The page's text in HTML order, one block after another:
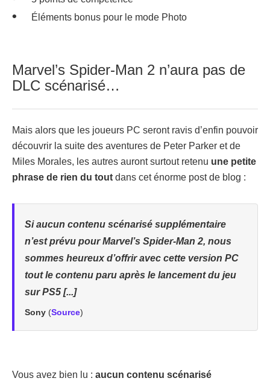
Éléments bonus pour le mode Photo
Marvel’s Spider-Man 2 n’aura pas de
DLC scénarisé…
Mais alors que les joueurs PC seront ravis d’enfin pouvoir
découvrir la suite des aventures de Peter Parker et de
Miles Morales, les autres auront surtout retenu une petite
phrase de rien du tout dans cet énorme post de blog :
Si aucun contenu scénarisé supplémentaire
n’est prévu pour Marvel’s Spider-Man 2, nous
sommes heureux d’offrir avec cette version PC
tout le contenu paru après le lancement du jeu
sur PS5 [...]
Sony (Source)
Vous avez bien lu : aucun contenu scénarisé